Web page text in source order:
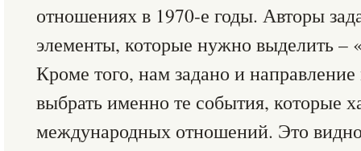
отношениях в 1970-е годы. Авторы
элементы, которые нужно выделить –
Кроме того, нам задано и
выбрать именно те события, которые
международных отношений. Это видно